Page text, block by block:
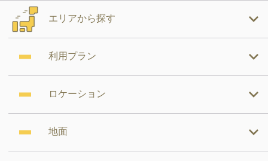
エリアから探す
利用プラン
ロケーション
地面